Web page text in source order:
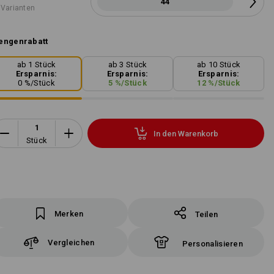
ab 1 Stück
Ersparnis:
0 %/Stück
ab 3 Stück
Ersparnis:
5 %/Stück
ab 10 Stück
Ersparnis:
12 %/Stück
Stück
In den Warenkorb
Merken Teilen
Vergleichen Personalisieren